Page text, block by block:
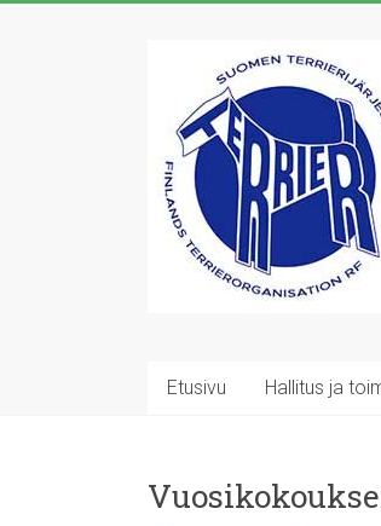
Suomen
ry
23
terrierirodun
rotujärjestö
Etusivu Hallitus ja